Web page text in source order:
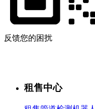
反馈您的困扰
租售中心